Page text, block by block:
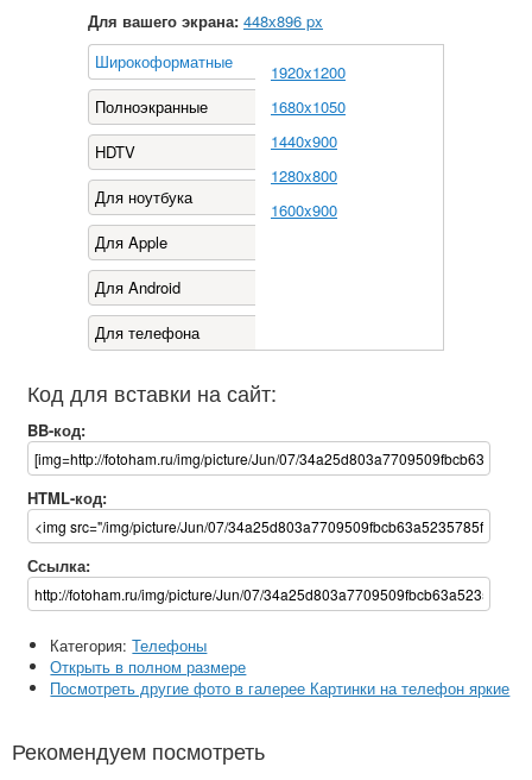
Для вашего экрана: 448х896 px
Широкоформатные
Полноэкранные
HDTV
Для ноутбука
Для Apple
Для Android
Для телефона
1920x1200
1680x1050
1440x900
1280x800
1600x900
Код для вставки на сайт:
BB-код:
HTML-код:
Ссылка:
Категория:Телефоны
Открыть в полном размере
Посмотреть другие фото в галерее Картинки на телефон яркие
Рекомендуем посмотреть